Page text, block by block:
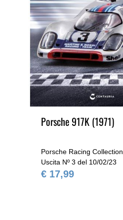
Porsche 917K (1971)
Porsche Racing Collection
Uscita Nº 3 del 10/02/23
€ 17,99